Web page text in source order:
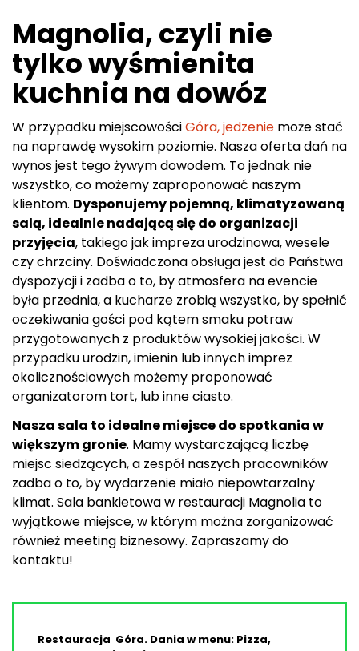
Magnolia, czyli nie
tylko wyśmienita
kuchnia na dowóz
W przypadku miejscowościGóra, jedzenie może stać
na naprawdę wysokim poziomie. Nasza oferta dań na
wynos jest tego żywym dowodem. To jednak nie
wszystko, co możemy zaproponować naszym
klientom. Dysponujemy pojemną, klimatyzowaną
salą, idealnie nadającą się do organizacji
przyjęcia, takiego jak impreza urodzinowa, wesele
czy chrzciny. Doświadczona obsługa jest do Państwa
dyspozycji i zadba o to, by atmosfera na evencie
była przednia, a kucharze zrobią wszystko, by spełnić
oczekiwania gości pod kątem smaku potraw
przygotowanych z produktów wysokiej jakości. W
przypadku urodzin, imienin lub innych imprez
okolicznościowych możemy proponować
organizatorom tort, lub inne ciasto.
Nasza sala to idealne miejsce do spotkania w
większym gronie. Mamy wystarczającą liczbę
miejsc siedzących, a zespół naszych pracowników
zadba o to, by wydarzenie miało niepowtarzalny
klimat. Sala bankietowa w restauracji Magnolia to
wyjątkowe miejsce, w którym można zorganizować
również meeting biznesowy. Zapraszamy do
kontaktu!
Restauracja Góra. Dania w menu: Pizza,